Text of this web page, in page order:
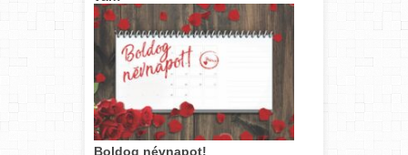
Boldog névnapot!